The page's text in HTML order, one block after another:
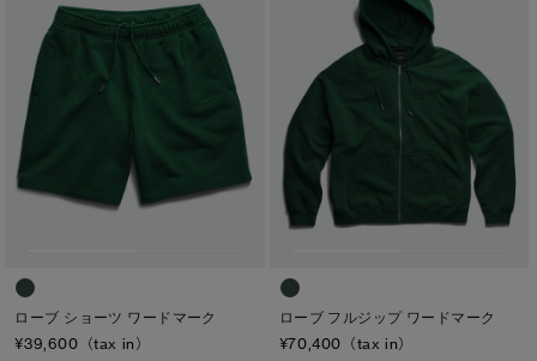
ローブ ショーツ ワードマーク
¥39,600（tax in）
ローブ フルジップ ワードマーク
¥70,400（tax in）